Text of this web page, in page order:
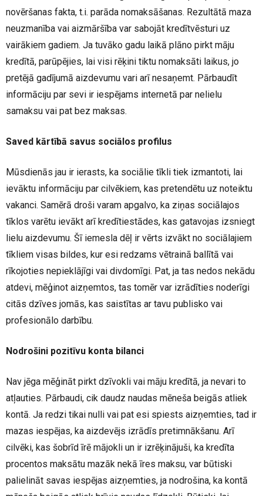
novēršanas fakta, t.i. parāda nomaksāšanas. Rezultātā maza
neuzmanība vai aizmāršība var sabojāt kredītvēsturi uz
vairākiem gadiem. Ja tuvāko gadu laikā plāno pirkt māju
kredītā, parūpējies, lai visi rēķini tiktu nomaksāti laikus, jo
pretējā gadījumā aizdevumu vari arī nesaņemt. Pārbaudīt
informāciju par sevi ir iespējams internetā par nelielu
samaksu vai pat bez maksas.
Saved kārtībā savus sociālos profilus
Mūsdienās jau ir ierasts, ka sociālie tīkli tiek izmantoti, lai
ievāktu informāciju par cilvēkiem, kas pretendētu uz noteiktu
vakanci. Samērā droši varam apgalvo, ka ziņas sociālajos
tīklos varētu ievākt arī kredītiestādes, kas gatavojas izsniegt
lielu aizdevumu. Šī iemesla dēļ ir vērts izvākt no sociālajiem
tīkliem visas bildes, kur esi redzams vētrainā ballītā vai
rīkojoties nepieklājīgi vai divdomīgi. Pat, ja tas nedos nekādu
atdevi, mēģinot aizņemtos, tas tomēr var izrādīties noderīgi
citās dzīves jomās, kas saistītas ar tavu publisko vai
profesionālo darbību.
Nodrošini pozitīvu konta bilanci
Nav jēga mēģināt pirkt dzīvokli vai māju kredītā, ja nevari to
atļauties. Pārbaudi, cik daudz naudas mēneša beigās atliek
kontā. Ja redzi tikai nulli vai pat esi spiests aizņemties, tad ir
mazas iespējas, ka aizdevējs izrādīs pretimnākšanu. Arī
cilvēki, kas šobrīd īrē mājokli un ir izrēķinājuši, ka kredīta
procentos maksātu mazāk nekā īres maksu, var būtiski
palielināt savas iespējas aizņemties, ja nodrošina, ka kontā